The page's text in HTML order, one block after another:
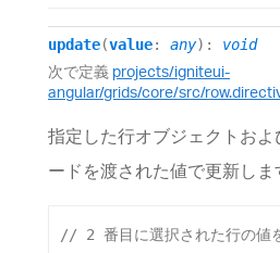
update(value: any) : void
次で定義 projects/igniteui-
angular/grids/core/src/
指定した行オブジェクトおよ
ードを渡された値で更新しま
// 2 番目に選択された行の値